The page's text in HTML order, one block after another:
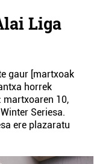
Liga
gaur [martxoak
horrek
martxoaren 10,
Seriesa.
ere plazaratu